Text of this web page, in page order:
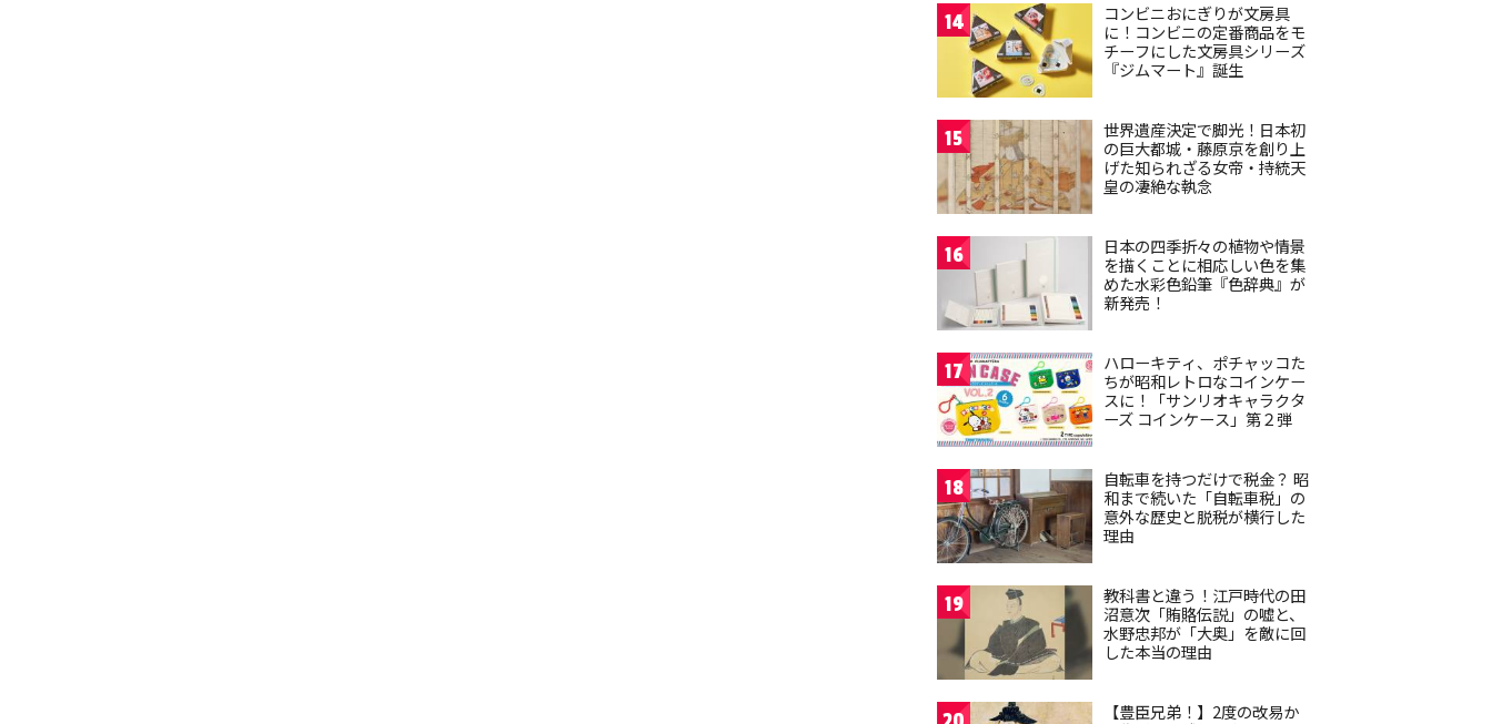
14
コンビニおにぎりが文房具
に！コンビニの定番商品をモ
チーフにした文房具シリーズ
『ジムマート』誕生
15
世界遺産決定で脚光！日本初
の巨大都城・藤原京を創り上
げた知られざる女帝・持統天
皇の凄絶な執念
16
日本の四季折々の植物や情景
を描くことに相応しい色を集
めた水彩色鉛筆『色辞典』が
新発売！
17
ハローキティ、ポチャッコた
ちが昭和レトロなコインケー
スに！「サンリオキャラクタ
ーズ コインケース」第２弾
18
自転車を持つだけで税金？ 昭
和まで続いた「自転車税」の
意外な歴史と脱税が横行した
理由
19
教科書と違う！江戸時代の田
沼意次「賄賂伝説」の嘘と、
水野忠邦が「大奥」を敵に回
した本当の理由
【豊臣兄弟！】2度の改易か